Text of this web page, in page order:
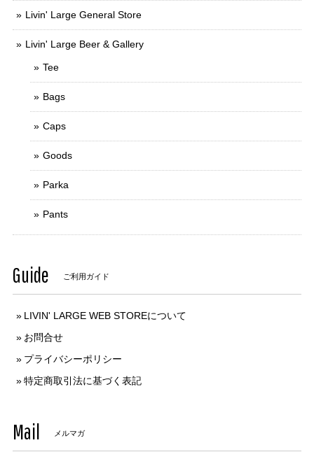
Livin' Large General Store
Livin' Large Beer & Gallery
Tee
Bags
Caps
Goods
Parka
Pants
Guide ご利用ガイド
LIVIN' LARGE WEB STOREについて
お問合せ
プライバシーポリシー
特定商取引法に基づく表記
Mail メルマガ